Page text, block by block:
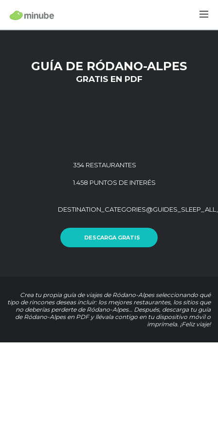
GUÍA DE RÓDANO-ALPES
GRATIS EN PDF
354 RESTAURANTES
1.458 PUNTOS DE INTERÉS
DESCARGA GRATIS
Crea tu propia guía de viajes de Ródano-Alpes seleccionando qué
tipo de rincones deseas incluir: los mejores restaurantes, los sitios que
no deberías perderte de Ródano-Alpes… Después, descarga tu guía
de Ródano-Alpes en PDF y llévala contigo en tu dispositivo móvil o
imprímela. ¡Feliz viaje!